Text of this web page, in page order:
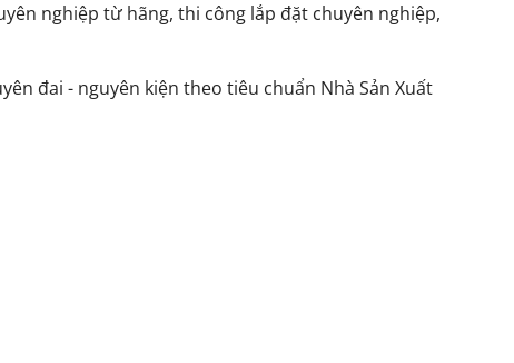
nghiệp từ hãng, thi công lắp đặt chuyên nghiệp,
đai - nguyên kiện theo tiêu chuẩn Nhà Sản Xuất